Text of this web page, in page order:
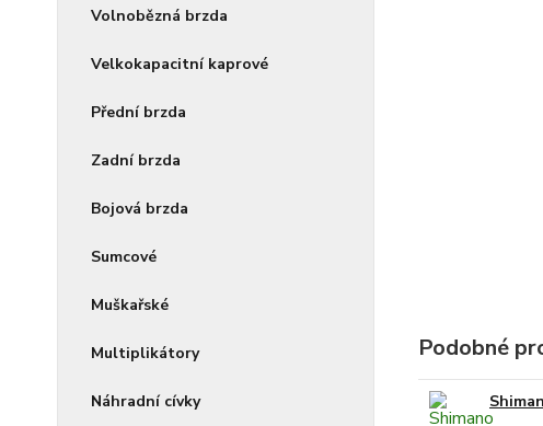
Volnobězná brzda
Velkokapacitní kaprové
Přední brzda
Zadní brzda
Bojová brzda
Sumcové
Muškařské
Multiplikátory
Náhradní cívky
Podobné